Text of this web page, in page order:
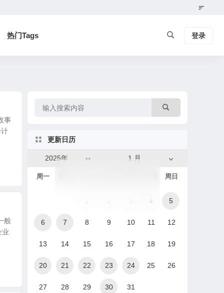
热门Tags 登录
事
般
业
更新日历
1 月
2025年
周一 周日
4 5
6 7 8 9 10 11 12
13 14 15 16 17 18 19
20 21 22 23 24 25 26
27 28 29 30 31